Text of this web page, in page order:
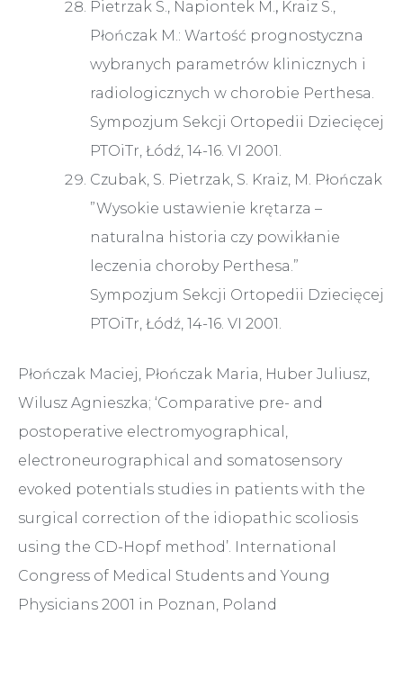
Pietrzak S., Napiontek M. , Kraiz S.,
Płończak M.: Wartość prognostyczna
wybranych parametrów klinicznych i
radiologicznych w chorobie Perthesa.
Sympozjum Sekcji Ortopedii Dziecięcej
PTOiTr, Łódź, 14-16. VI 2001.
Czubak, S. Pietrzak, S. Kraiz, M. Płończak
”Wysokie ustawienie krętarza –
naturalna historia czy powikłanie
leczenia choroby Perthesa.”
Sympozjum Sekcji Ortopedii Dziecięcej
PTOiTr, Łódź, 14-16. VI 2001.
Płończak Maciej, Płończak Maria, Huber Juliusz,
Wilusz Agnieszka; ‘Comparative pre- and
postoperative electromyographical,
electroneurographical and somatosensory
evoked potentials studies in patients with the
surgical correction of the idiopathic scoliosis
using the CD-Hopf method’. International
Congress of Medical Students and Young
Physicians 2001 in Poznan, Poland